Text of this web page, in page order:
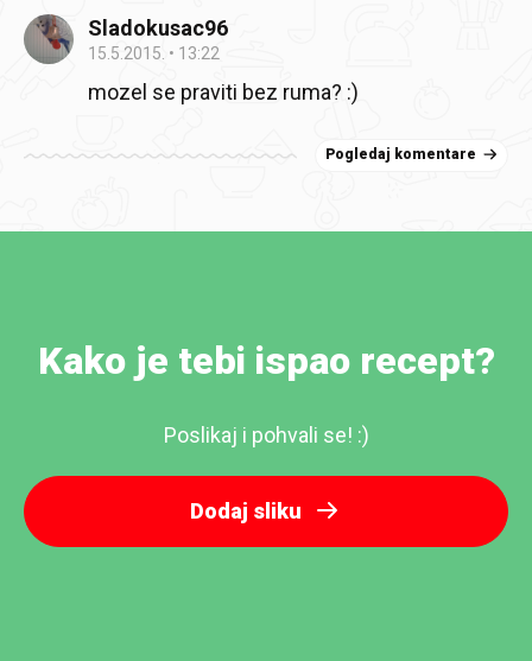
Sladokusac96
15.5.2015. 13:22
mozel se praviti bez ruma? :)
Pogledaj komentare
Kako je tebi ispao recept?
Poslikaj i pohvali se! :)
Dodaj sliku